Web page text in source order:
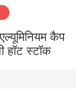
कैप
हॉट स्टॉक